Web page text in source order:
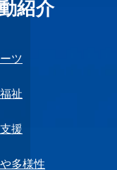
紹介
ツ
祉
援
多様性